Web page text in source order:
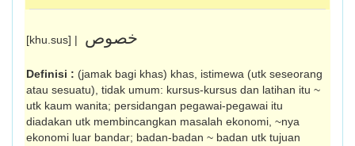
[khu.sus] | خصوص
Definisi : (jamak bagi khas) khas, istimewa (utk seseorang
atau sesuatu), tidak umum: kursus-kursus dan latihan itu ~
utk kaum wanita; persidangan pegawai-pegawai itu
diadakan utk membincangkan masalah ekonomi, ~nya
ekonomi luar bandar; badan-badan ~ badan utk tujuan